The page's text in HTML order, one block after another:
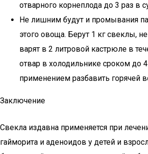
отварного корнеплода до 3 раз в
Не лишним будут и промывания
этого овоща. Берут 1 кг свеклы,
варят в 2 литровой кастрюле в
отвар в холодильнике сроком до
применением разбавить горячей
Заключение
Свекла издавна применяется при
гайморита и аденоидов у детей и